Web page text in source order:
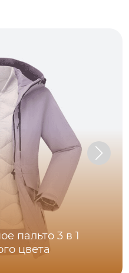
пальто 3 в 1
цвета